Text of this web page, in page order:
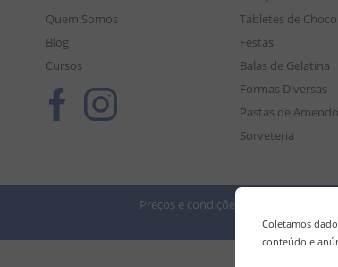
Coletamos
conteúdo e
Quem Somos
Blog
Cursos
Tabletes de
Festas
Balas de Gelatina
Formas Diversas
Pastas de
Sorveteria
Preços e condições de pagamento